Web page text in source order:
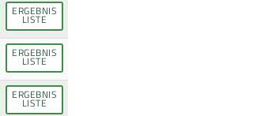
ERGEBNIS
LISTE
ERGEBNIS
LISTE
ERGEBNIS
LISTE